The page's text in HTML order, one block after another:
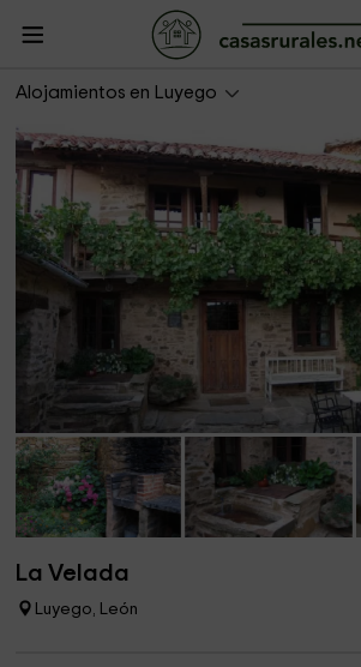
Alojamientos en Luyego
La Velada
Luyego, León